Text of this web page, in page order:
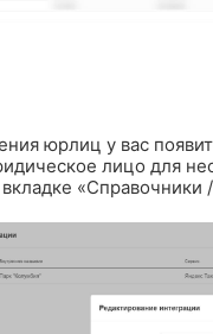
юрлиц у вас
лицо для
вкладке «Справочники